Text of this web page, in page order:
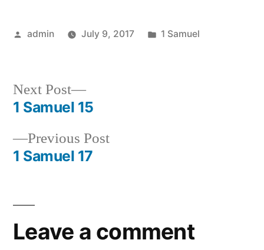
Posted
admin July 9, 2017
Posted
1 Samuel
Post
navigation
Previous PostPrevious
1 Samuel 17
Next Post
Next
post:
1 Samuel 15
Leave a comment